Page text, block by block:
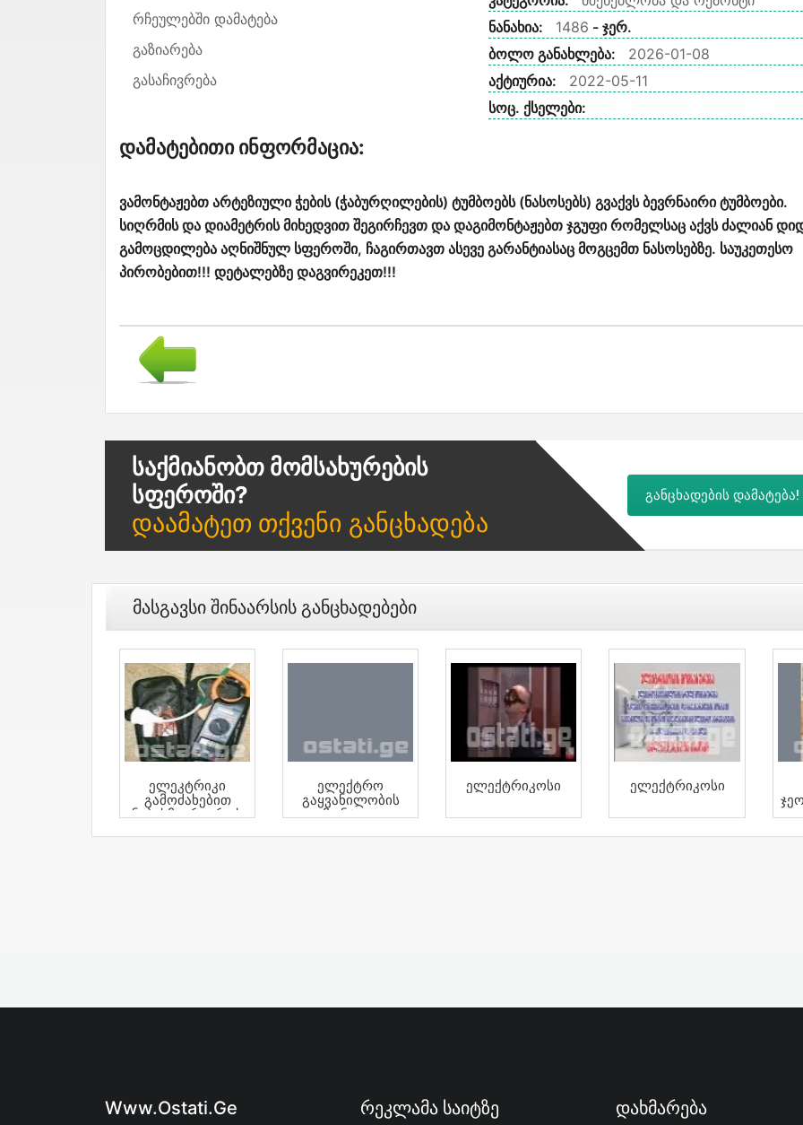
რჩეულებში დამატება
გაზიარება
გასაჩივრება
ნანახია:
1486 - ჯერ.
ბოლო განახლება:
2026-01-08
აქტიურია:
2022-05-11
სოც. ქსელები:
Დამატებითი Ინფორმაცია:
ვამონტაჟებთ არტეზიული ჭების (ჭაბურღილების) ტუმბოებს (ნასოსებს) გვაქვს ბევრნაირი ტუმბოები.
სიღრმის და დიამეტრის მიხედვით შეგირჩევთ და დაგიმონტაჟებთ ჯგუფი რომელსაც აქვს ძალიან
გამოცდილება აღნიშნულ სფეროში, ჩაგირთავთ ასევე გარანტიასაც მოგცემთ ნასოსებზე. საუკეთესო
პირობებით!!! დეტალებზე დაგვირეკეთ!!!
Საქმიანობთ Მომსახურების
Სფეროში?
Დაამატეთ Თქვენი Განცხადება
განცხადების დამატება!
Მასგავსი Შინაარსის Განცხადებები
Ელეკტრიკი
Გამოძახებით
Ნებისმიერ Დროს
Ელექტრო
Გაყვანილობის
Მონტაჟი
Ელექტრიკოსი
Ელექტრიკოსი
Www.ostati.ge Რეკლამა Საიტზე Დახმარება